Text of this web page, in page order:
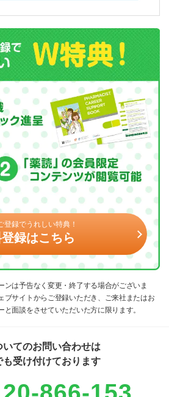
登録でうれしい特典！
録はこちら
は予告なく変更・終了する場合がございま
サイトからご登録いただき、ご来社またはお
面談をさせていただいた方に限ります。
いてのお問い合わせは
も受け付けております